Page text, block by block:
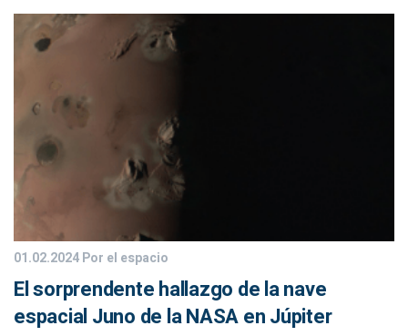
01.02.2024Por el espacio
El sorprendente hallazgo de la nave
espacial Juno de la NASA en Júpiter